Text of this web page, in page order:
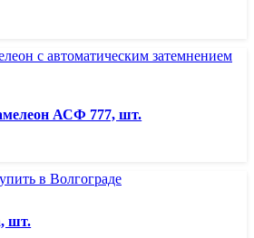
АСФ 777, шт.
шт.